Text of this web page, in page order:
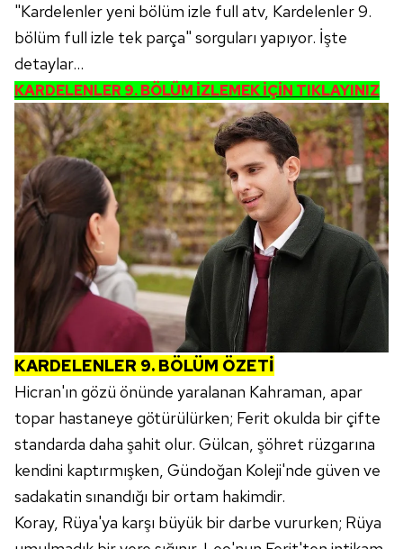
"Kardelenler yeni bölüm izle full atv, Kardelenler 9.
bölüm full izle tek parça" sorguları yapıyor. İşte
detaylar...
KARDELENLER 9. BÖLÜM İZLEMEK İÇİN TIKLAYINIZ
KARDELENLER 9. BÖLÜM ÖZETİ
Hicran'ın gözü önünde yaralanan Kahraman, apar
topar hastaneye götürülürken; Ferit okulda bir çifte
standarda daha şahit olur. Gülcan, şöhret rüzgarına
kendini kaptırmışken, Gündoğan Koleji'nde güven ve
sadakatin sınandığı bir ortam hakimdir.
Koray, Rüya'ya karşı büyük bir darbe vururken; Rüya